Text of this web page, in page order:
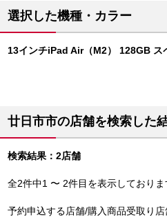
選択した機種・カラー
13インチiPad Air（M2） 128GB ス
廿日市市の店舗を検索した
検索結果：2店舗
全2件中1 〜 2件目を表示しており
予約申込する店舗/購入商品受取り店